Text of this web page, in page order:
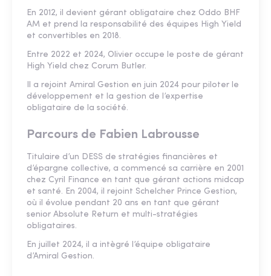
En 2012, il devient gérant obligataire chez Oddo BHF
AM et prend la responsabilité des équipes High Yield
et convertibles en 2018.
Entre 2022 et 2024, Olivier occupe le poste de gérant
High Yield chez Corum Butler.
Il a rejoint Amiral Gestion en juin 2024 pour piloter le
développement et la gestion de l’expertise
obligataire de la société.
Parcours de Fabien Labrousse
Titulaire d’un DESS de stratégies financières et
d’épargne collective, a commencé sa carrière en 2001
chez Cyril Finance en tant que gérant actions midcap
et santé. En 2004, il rejoint Schelcher Prince Gestion,
où il évolue pendant 20 ans en tant que gérant
senior Absolute Return et multi-stratégies
obligataires.
En juillet 2024, il a intègré l’équipe obligataire
d’Amiral Gestion.